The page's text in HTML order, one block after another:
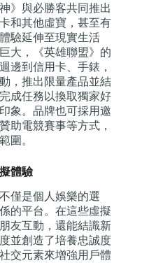
》與必勝客共同推出
和其他虛寶，甚至有
驗延伸至現實生活
大，《英雄聯盟》的
邊到信用卡、手錶，
，推出限量產品並結
成任務以換取獨家好
象。品牌也可採用邀
助電競賽事等方式，
圍。
體驗
僅是個人娛樂的選
的平台。在這些虛擬
友互動，還能結識新
並創造了培養忠誠度
交元素來增強用戶體